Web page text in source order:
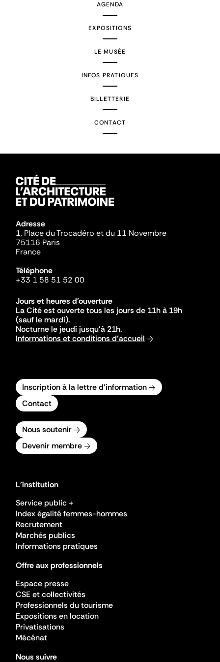
AGENDA
EXPOSITIONS
LE MUSÉE
INFOS PRATIQUES
BILLETTERIE
CONTACT
Adresse
1, Place du Trocadéro et du 11 Novembre
75116 Paris
France
Téléphone
+33 1 58 51 52 00
Jours et heures d'ouverture
La Cité est ouverte tous les jours de 11h à 19h
(sauf le mardi).
Nocturne le jeudi jusqu'à 21h.
Informations et conditions d'accueil
Inscription à la lettre d'information
Contact
Nous soutenir
Devenir membre
L'institution
Service public +
Index égalité femmes-hommes
Recrutement
Marchés publics
Informations pratiques
Offre aux professionnels
Espace presse
CSE et collectivités
Professionnels du tourisme
Expositions en location
Privatisations
Mécénat
Nous suivre